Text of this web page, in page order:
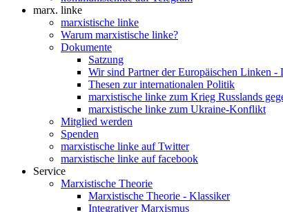
marx. linke
marxistische linke
Warum marxistische linke?
Dokumente
Satzung
Wir sind Partner der Europäischen Linken -
Thesen zur internationalen Politik
marxistische linke zum Krieg Russlands
marxistische linke zum Ukraine-Konflikt
Mitglied werden
Spenden
marxistische linke auf Twitter
marxistische linke auf facebook
Service
Marxistische Theorie
Marxistische Theorie - Klassiker
Integrativer Marxismus